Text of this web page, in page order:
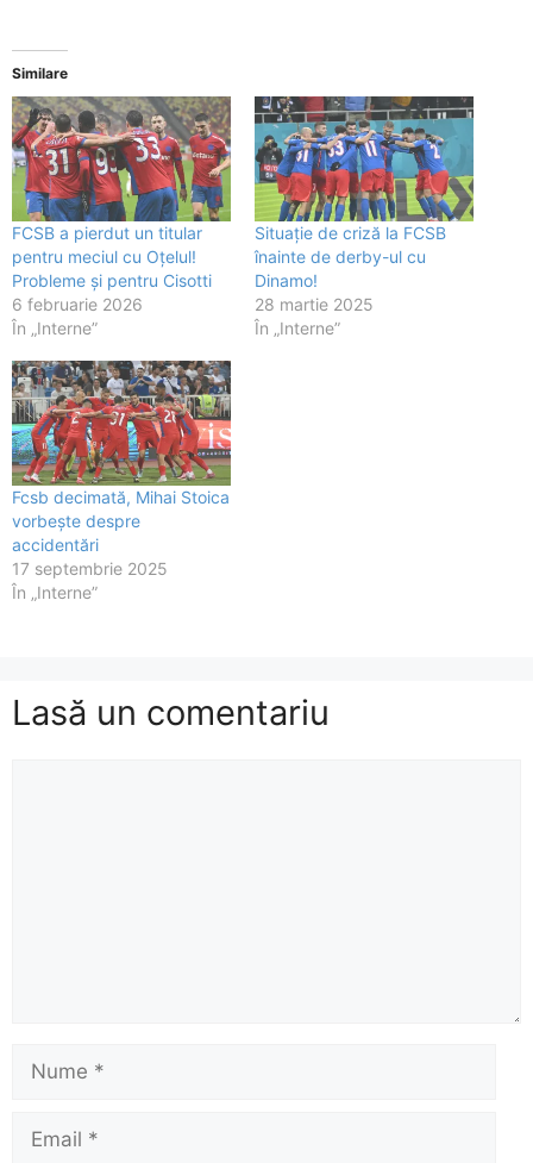
Similare
FCSB a pierdut un titular
pentru meciul cu Oțelul!
Probleme și pentru Cisotti
6 februarie 2026
În „Interne”
Situație de criză la FCSB
înainte de derby-ul cu
Dinamo!
28 martie 2025
În „Interne”
Fcsb decimată, Mihai Stoica
vorbește despre
accidentări
17 septembrie 2025
În „Interne”
Lasă un comentariu
Nume
Email